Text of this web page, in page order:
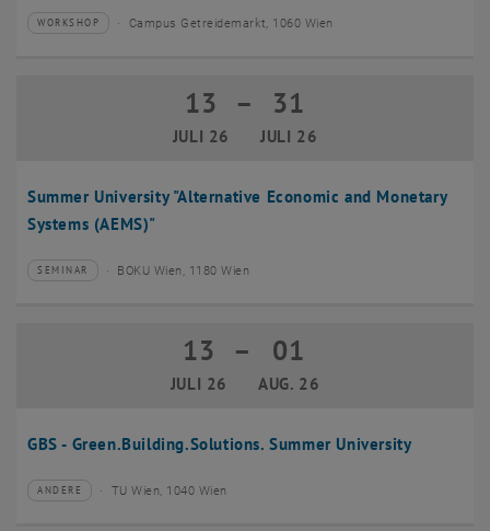
Veranstaltungstyp:
WORKSHOP
Veranstaltungsort:Campus Getreidemarkt, 1060 Wien
Summer University "Alternative Economic and Monetary
Systems (AEMS)"
13
JULI 26
13 Juli 2026 bis 31 Juli 2026
– 31
JULI 26
Veranstaltungstyp:
SEMINAR
Veranstaltungsort:BOKU Wien, 1180 Wien
GBS - Green.Building.Solutions. Summer University
13
JULI 26
13 Juli 2026 bis 01 August 2026
– 01
AUG. 26
Veranstaltungstyp:
ANDERE
Veranstaltungsort:TU Wien, 1040 Wien